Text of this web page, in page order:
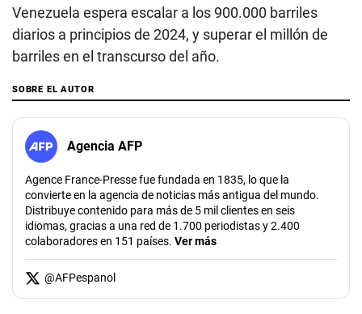
Venezuela espera escalar a los 900.000 barriles
diarios a principios de 2024, y superar el millón de
barriles en el transcurso del año.
SOBRE EL AUTOR
Agencia AFP
Agence France-Presse fue fundada en 1835, lo que la
convierte en la agencia de noticias más antigua del mundo.
Distribuye contenido para más de 5 mil clientes en seis
idiomas, gracias a una red de 1.700 periodistas y 2.400
colaboradores en 151 países. Ver más
@AFPespanol